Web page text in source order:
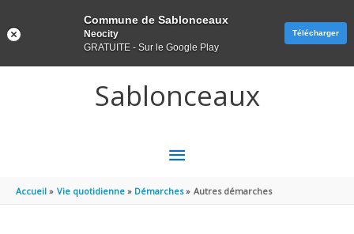
Sablonceaux
MENU
PRINCIPAL
Accueil Vie quotidienne Démarches Autres démarches
Commune de Sablonceaux
Neocity
GRATUITE - Sur le Google Play
Télécharger